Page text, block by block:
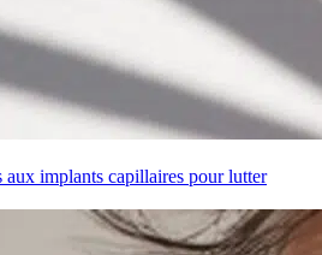
aux implants capillaires pour lutter